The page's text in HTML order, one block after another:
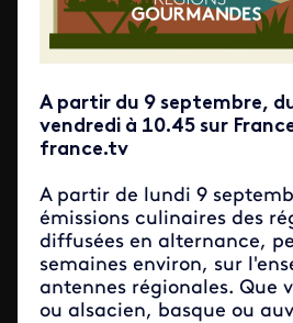
A partir du 9 septembre,
vendredi à 10.45 sur
france.tv
A partir de lundi 9
émissions culinaires des
diffusées en alternance,
semaines environ, sur
antennes régionales. Que
ou alsacien, basque ou